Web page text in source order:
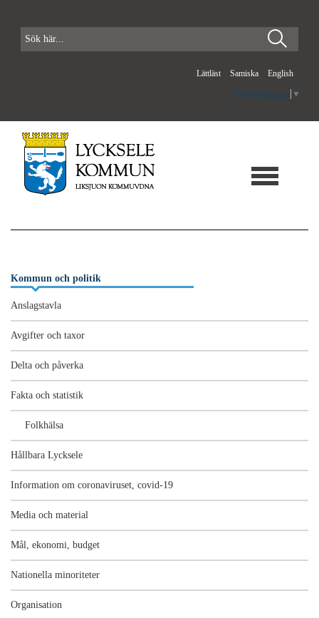
Lättläst Samiska English
Select Language ▼
Kommun och politik
Anslagstavla
Avgifter och taxor
Delta och påverka
Fakta och statistik
Folkhälsa
Hållbara Lycksele
Information om coronaviruset, covid-19
Media och material
Mål, ekonomi, budget
Nationella minoriteter
Organisation